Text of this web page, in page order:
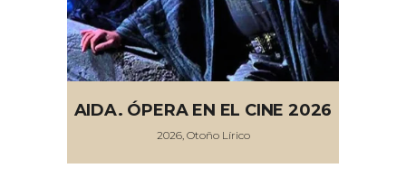
AIDA. ÓPERA EN EL CINE 2026
2026, Otoño Lírico